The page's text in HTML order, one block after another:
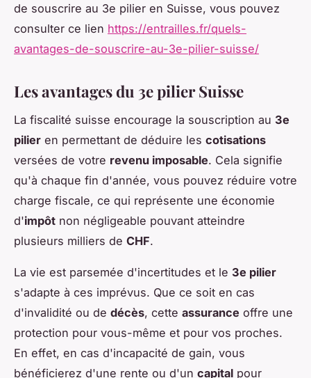
de souscrire au 3e pilier en Suisse, vous pouvez
consulter ce lien https://entrailles.fr/quels-
avantages-de-souscrire-au-3e-pilier-suisse/
Les avantages du 3e pilier Suisse
La fiscalité suisse encourage la souscription au 3e
pilier en permettant de déduire les cotisations
versées de votre revenu imposable. Cela signifie
qu'à chaque fin d'année, vous pouvez réduire votre
charge fiscale, ce qui représente une économie
d'impôt non négligeable pouvant atteindre
plusieurs milliers de CHF.
La vie est parsemée d'incertitudes et le 3e pilier
s'adapte à ces imprévus. Que ce soit en cas
d'invalidité ou de décès, cette assurance offre une
protection pour vous-même et pour vos proches.
En effet, en cas d'incapacité de gain, vous
bénéficierez d'une rente ou d'un capital pour